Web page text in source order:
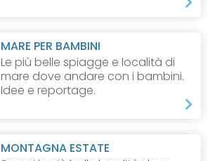
MARE PER BAMBINI
Le più belle spiagge e località di
mare dove andare con i bambini.
Idee e reportage.
MONTAGNA ESTATE